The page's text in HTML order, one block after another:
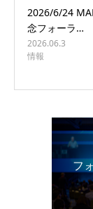
2026/6/24
念フォーラ…
2026.06.3
情報
フ